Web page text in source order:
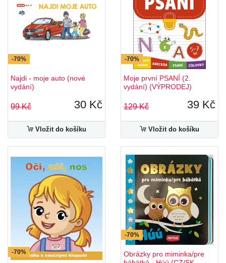
-70%
Najdi - moje auto (nové
vydání)
99 Kč 30 Kč
Vložit do košíku
-70%
Moje první PSANÍ (2.
vydání) (VÝPRODEJ)
129 Kč 39 Kč
Vložit do košíku
-70%
-70%
Obrázky pro miminka/pre